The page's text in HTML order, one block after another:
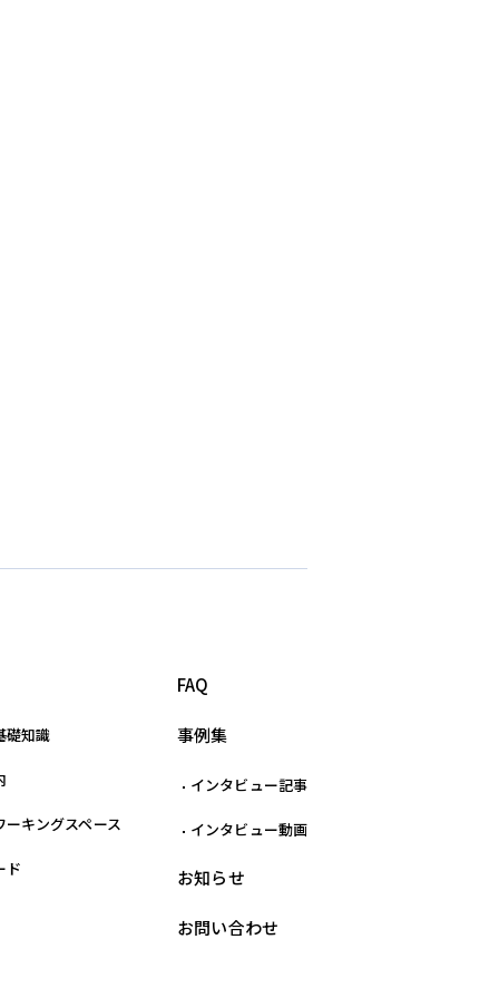
礎知識
キングスペース
ド
FAQ
事例集
インタビュー記事
インタビュー動画
お知らせ
お問い合わせ